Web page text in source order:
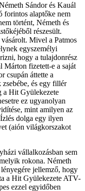
Sándor és Kauál
forintos alaptőke nem
történt, Németh és
részesült.
Mivel a Patmos
egyszemélyi
hogy a tulajdonrész
Márton fizetett-e a saját
csupán áttette a
és egy fillér
a Hit Gyülekezete
ez ugyanolyan
mint amilyen az
dolga egy ilyen
(aión világkorszakot
vállalkozásban sem
rokona. Németh
lényegére jellemző, hogy
a Hit Gyülekezete ATV-
ezzel egyidőben